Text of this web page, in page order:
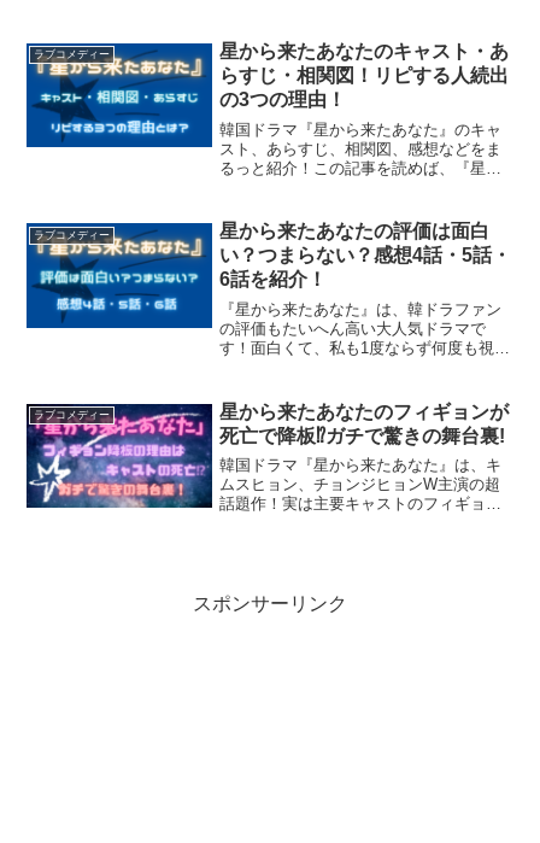
までご覧ください！
ラブコメディー
星から来たあなたのキャスト・あ
らすじ・相関図！リピする人続出
の3つの理由！
韓国ドラマ『星から来たあなた』のキャ
スト、あらすじ、相関図、感想などをま
るっと紹介！この記事を読めば、『星か
ラブコメディー
星から来たあなたの評価は面白
い？つまらない？感想4話・5話・
6話を紹介！
『星から来たあなた』は、韓ドラファン
の評価もたいへん高い大人気ドラマで
す！面白くて、私も1度ならず何度も視聴
ていただけると思います！ぜひ、最後ま
でご覧になってくださいね...
ラブコメディー
星から来たあなたのフィギョンが
死亡で降板⁉ガチで驚きの舞台裏!
韓国ドラマ『星から来たあなた』は、キ
ムスヒョン、チョンジヒョンW主演の超
話題作！実は主要キャストのフィギョン
スポンサーリンク